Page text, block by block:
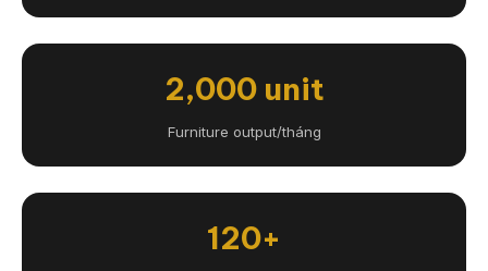
2,000 unit
Furniture output/tháng
120+